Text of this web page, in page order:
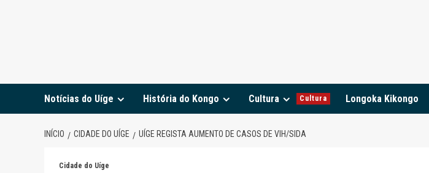
Notícias do Uíge História do Kongo Cultura Cultura Longoka Kikongo
INÍCIO CIDADE DO UÍGE UÍGE REGISTA AUMENTO DE CASOS DE VIH/SIDA
Cidade do Uíge